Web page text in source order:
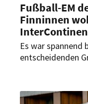
Fußball-EM
Finninnen
Es war spannend
entscheidenden
ersten Minuten